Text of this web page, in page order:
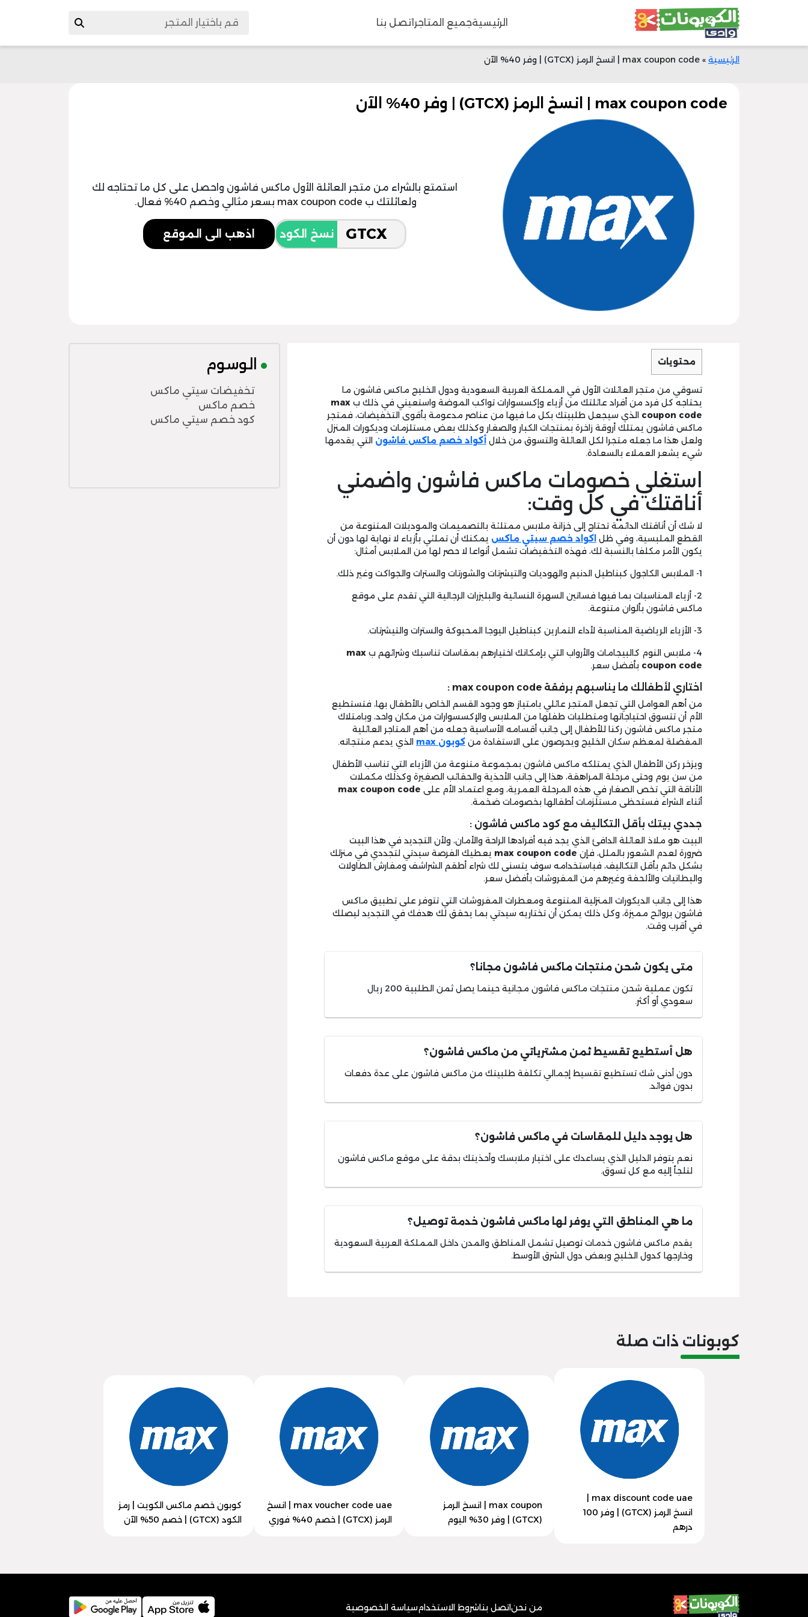
الرئيسيةجميع المتاجر اتصل بنا
الرئيسية » max coupon code | انسخ الرمز (GTCX) | وفر 40% الآن
max coupon code | انسخ الرمز (GTCX) | وفر 40% الآن
استمتع بالشراء من متجر العائلة الأول ماكس فاشون واحصل على كل ما تحتاجه لك
ولعائلتك ب max coupon code بسعر مثالي وخصم 40% فعال.
نسخ الكود اذهب الى الموقع
محتويات
تسوقي من متجر العائلات الأول في المملكة العربية السعودية ودول الخليج ماكس فاشون ما
يحتاجه كل فرد من أفراد عائلتك من أزياء وإكسسوارات تواكب الموضة واستعيني في ذلك ب max
coupon code الذي سيجعل طلبيتك بكل ما فيها من عناصر مدعومة بأقوى التخفيضات، فمتجر
ماكس فاشون يمتلك أروقة زاخرة بمنتجات الكبار والصغار وكذلك بعض مستلزمات وديكورات المنزل
ولعل هذا ما جعله متجرا لكل العائلة والتسوق من خلال أكواد خصم ماكس فاشون التي يقدمها
شيء يشعر العملاء بالسعادة.
استغلي خصومات ماكس فاشون واضمني
أناقتك في كل وقت:
لا شك أن أناقتك الدائمة تحتاج إلى خزانة ملابس ممتلئة بالتصميمات والموديلات المتنوعة من
القطع الملبسية، وفي ظل اكواد خصم سيتي ماكس يمكنك أن تملئي بأزياء لا نهاية لها دون أن
يكون الأمر مكلفا بالنسبة لك، فهذه التخفيضات تشمل أنواعا لا حصر لها من الملابس أمثال:
1- الملابس الكاجول كبناطيل الدنيم والهوديات والتيشرتات والشورتات والسترات والجواكت وغير ذلك.
2- أزياء المناسبات بما فيها فساتين السهرة النسائية والبليزرات الرجالية التي تقدم على موقع
ماكس فاشون بألوان متنوعة.
3- الأزياء الرياضية المناسبة لأداء التمارين كبناطيل اليوجا المحبوكة والسترات والتيشرتات.
4- ملابس النوم كالبيجامات والأرواب التي بإمكانك اختيارهم بمقاسات تناسبك وشرائهم ب
max
coupon code بأفضل سعر.
اختاري لأطفالك ما يناسبهم برفقة max coupon code :
من أهم العوامل التي تجعل المتجر عائلي بامتياز هو وجود القسم الخاص بالأطفال بها، فتستطيع
الأم أن تتسوق احتياجاتها ومتطلبات طفلها من الملابس والإكسسوارات من مكان واحد، وبامتلاك
متجر ماكس فاشون ركنا للأطفال إلى جانب أقسامه الأساسية جعله من أهم المتاجر العائلية
المفضلة لمعظم سكان الخليج ويحرصون على الاستفادة من كوبون max الذي يدعم منتجاته.
ويزخر ركن الأطفال الذي يمتلكه ماكس فاشون بمجموعة متنوعة من الأزياء التي تناسب الأطفال
من سن يوم وحتى مرحلة المراهقة، هذا إلى جانب الأحذية والحقائب الصغيرة وكذلك مكملات
الأناقة التي تخص الصغار في هذه المرحلة العمرية، ومع اعتماد الأم على max coupon code
أثناء الشراء فستحظى مستلزمات أطفالها بخصومات ضخمة.
جددي بيتك بأقل التكاليف مع كود ماكس فاشون :
البيت هو ملاذ العائلة الدافئ الذي يجد فيه أفرادها الراحة والأمان، ولأن التجديد في هذا البيت
ضرورة لعدم الشعور بالملل، فإن max coupon code يعطيك الفرصة سيدتي لتجددي في منزلك
بشكل دائم بأقل التكاليف، فباستخدامه سوف يتسنى لك شراء أطقم الشراشف ومفارش الطاولات
والبطانيات والألحفة وغيرهم من المفروشات بأفضل سعر.
هذا إلى جانب الديكورات المنزلية المتنوعة ومعطرات المفروشات التي تتوفر على تطبيق ماكس
فاشون بروائح مميزة، وكل ذلك يمكن أن تختاريه سيدتي بما يحقق لك هدفك في التجديد ليصلك
في أقرب وقت.
متى يكون شحن منتجات ماكس فاشون مجانا؟
تكون عملية شحن منتجات ماكس فاشون مجانية حينما يصل ثمن الطلبية 200 ريال
سعودي أو أكثر.
هل أستطيع تقسيط ثمن مشترياتي من ماكس فاشون؟
دون أدنى شك تستطيع تقسيط إجمالي تكلفة طلبيتك من ماكس فاشون على عدة دفعات
بدون فوائد.
هل يوجد دليل للمقاسات في ماكس فاشون؟
نعم يتوفر الدليل الذي يساعدك على اختيار ملابسك وأحذيتك بدقة على موقع ماكس فاشون
لتلجأ إليه مع كل تسوق.
ما هي المناطق التي يوفر لها ماكس فاشون خدمة توصيل؟
يقدم ماكس فاشون خدمات توصيل تشمل المناطق والمدن داخل المملكة العربية السعودية
وخارجها كدول الخليج وبعض دول الشرق الأوسط.
الوسوم
تخفيضات سيتي ماكس
خصم ماكس
كود خصم سيتي ماكس
كوبونات ذات صلة
انسخ الرمز (GTCX) | وفر 100
درهم
max coupon | انسخ الرمز
(GTCX) | وفر 30% اليوم
max voucher code uae | انسخ
الرمز (GTCX) | خصم 40% فوري
كوبون خصم ماكس الكويت | رمز
الكود (GTCX) | خصم 50% الآن
من نحناتصل بناشروط الاستخدامسياسة الخصوصية